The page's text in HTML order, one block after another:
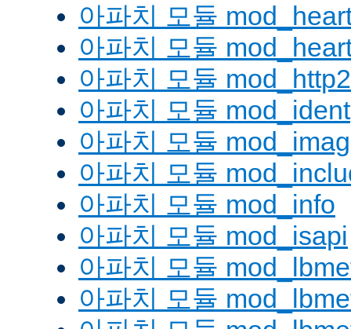
아파치 모듈
아파치 모듈
아파치 모듈 mod_http2
아파치 모듈 mod_ident
아파치 모듈
아파치 모듈
아파치 모듈 mod_info
아파치 모듈 mod_isapi
아파치 모듈
아파치 모듈